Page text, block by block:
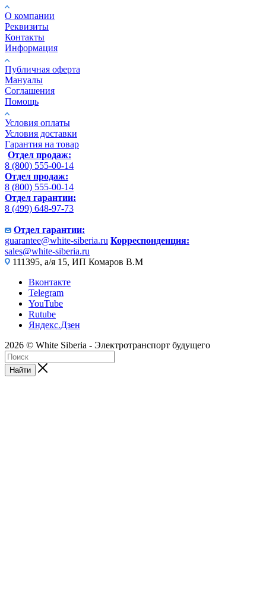
О компании
Реквизиты
Контакты
Информация
Публичная оферта
Мануалы
Соглашения
Помощь
Условия оплаты
Условия доставки
Гарантия на товар
Отдел продаж:
8 (800) 555-00-14
Отдел продаж:
8 (800) 555-00-14
Отдел гарантии:
8 (499) 648-97-73
Отдел гарантии:
guarantee@white-siberia.ru Корреспонденция:
sales@white-siberia.ru
111395, а/я 15, ИП Комаров В.М
Вконтакте
Telegram
YouTube
Rutube
Яндекс.Дзен
2026 © White Siberia - Электротранспорт будущего
Найти